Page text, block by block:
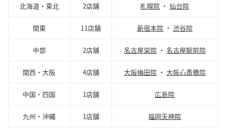
北海道・東北
2店舗 札幌院 ・ 仙台院
関東 11店舗 新宿本院 ・ 渋谷院
中部 2店舗 名古屋栄院 ・ 名古屋駅前院
関西・大阪 4店舗 大阪梅田院 ・ 大阪心斎橋院
中国・四国 1店舗 広島院
九州・沖縄 1店舗 福岡天神院